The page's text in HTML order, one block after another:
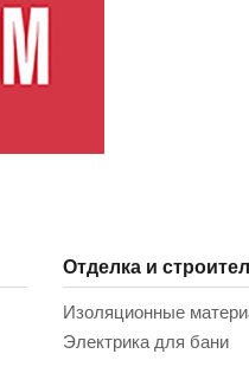
Отделка и
Изоляционные
Электрика для бани